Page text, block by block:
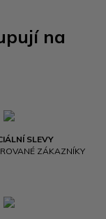
na
SLEVY
ZÁKAZNÍKY